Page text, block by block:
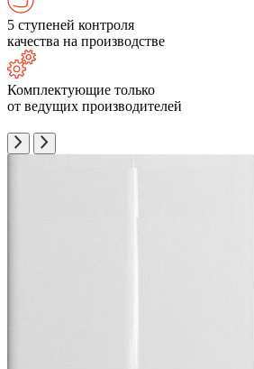
5 ступеней контроля
качества на производстве
Комплектующие только
от ведущих производителей